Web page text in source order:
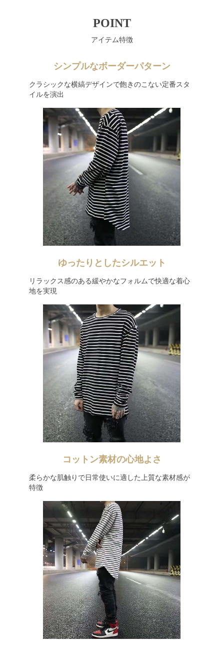
POINT
アイテム特徴
シンプルなボーダーパターン
クラシックな横縞デザインで飽きのこない定番スタ
イルを演出
ゆったりとしたシルエット
リラックス感のある緩やかなフォルムで快適な着心
地を実現
コットン素材の心地よさ
柔らかな肌触りで日常使いに適した上質な素材感が
特徴